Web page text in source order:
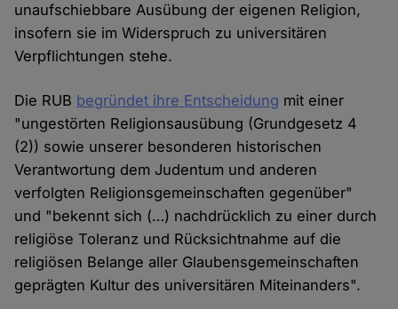
unaufschiebbare Ausübung der eigenen Religion,
insofern sie im Widerspruch zu universitären
Verpflichtungen stehe.
Die RUB begründet ihre Entscheidung mit einer
"ungestörten Religionsausübung (Grundgesetz 4
(2)) sowie unserer besonderen historischen
Verantwortung dem Judentum und anderen
verfolgten Religionsgemeinschaften gegenüber"
und "bekennt sich (…) nachdrücklich zu einer durch
religiöse Toleranz und Rücksichtnahme auf die
religiösen Belange aller Glaubensgemeinschaften
geprägten Kultur des universitären Miteinanders".